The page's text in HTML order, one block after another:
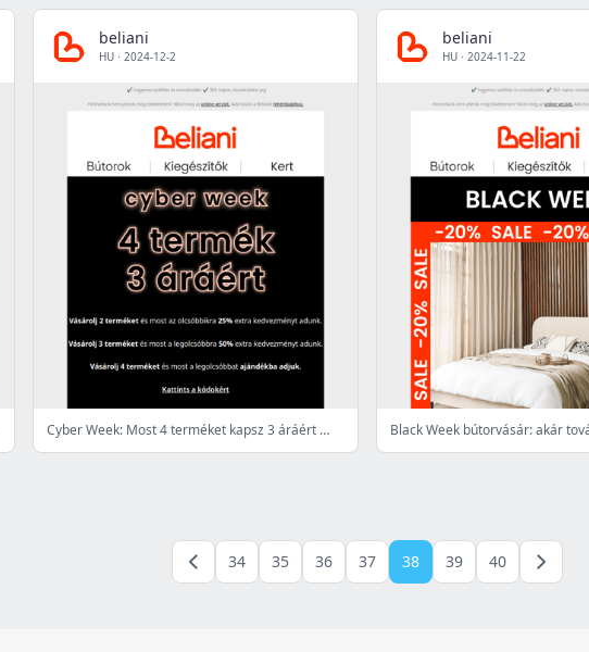
beliani
HU · 2024-12-2
Cyber Week: Most 4 terméket kapsz 3 áráért 💥🤑
beliani
HU · 2024-11-22
34 35 36 37 38 39 40